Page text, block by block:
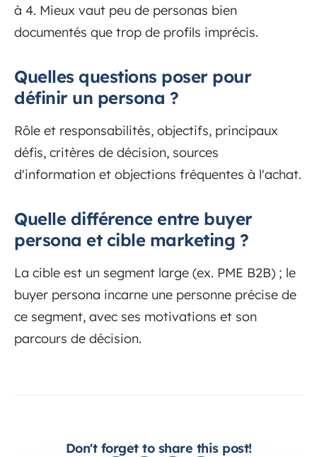
à 4. Mieux vaut peu de personas bien
documentés que trop de profils imprécis.
Quelles questions poser pour
définir un persona ?
Rôle et responsabilités, objectifs, principaux
défis, critères de décision, sources
d'information et objections fréquentes à l'achat.
Quelle différence entre buyer
persona et cible marketing ?
La cible est un segment large (ex. PME B2B) ; le
buyer persona incarne une personne précise de
ce segment, avec ses motivations et son
parcours de décision.
Don't forget to share this post!